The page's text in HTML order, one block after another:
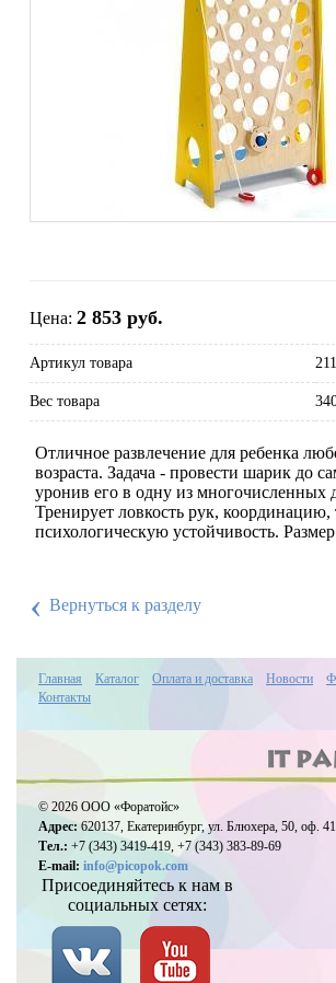
Цена:2 853 руб.
Артикул товара
Вес товара
Отличное развлечение для ребенка
возраста. Задача - провести шарик до
уронив его в одну из многочисленных
Тренирует ловкость рук, координацию,
психологическую устойчивость.
‹ Вернуться к разделу
Главная Каталог Оплата и доставка Новости
Контакты
© 2026 ООО «Форатойс»
Адрес:620137, Екатеринбург, ул. Блюхера, 50, оф.
Тел.: +7 (343) 3419-419, +7 (343) 383-89-69
E-mail: info@picopok.com
Присоединяйтесь к нам в
социальных сетях: